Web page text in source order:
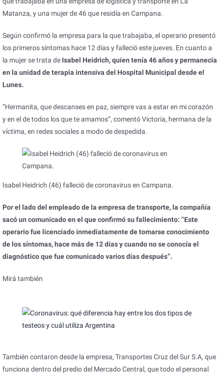
Matanza, y una mujer de 46 que residía en Campana.
Según confirmó la empresa para la que trabajaba, el operario presentó
los primeros síntomas hace 12 días y falleció este jueves. ​En cuanto a
la mujer se trata de Isabel Heidrich, quien tenía 46 años y permanecía
en la unidad de terapia intensiva del Hospital Municipal desde el
Lunes.
“Hermanita, que descanses en paz, siempre vas a estar en mi corazón
y en el de todos los que te amamos”, comentó Victoria, hermana de la
víctima, en redes sociales a modo de despedida.
Isabel Heidrich (46) falleció de coronavirus en Campana.
Por el lado del empleado de la empresa de transporte, la compañía
sacó un comunicado en el que confirmó su fallecimiento: “Este
operario fue licenciado inmediatamente de tomarse conocimiento
de los síntomas, hace más de 12 días y cuando no se conocía el
diagnóstico que fue comunicado varios días después”.
Mirá también
También contaron desde la empresa, Transportes Cruz del Sur S.A, que
funciona dentro del predio del Mercado Central, que todo el personal